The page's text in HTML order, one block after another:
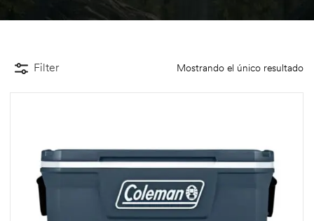
Filter Mostrando el único resultado